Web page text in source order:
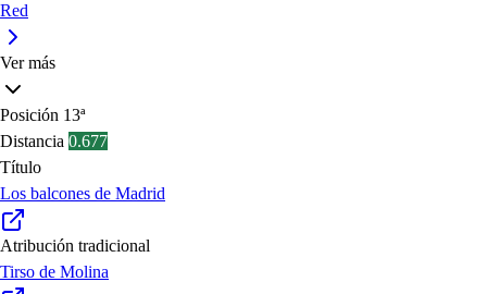
Red
Ver más
Posición 13ª
Distancia 0.677
Título
Los balcones de Madrid
Atribución tradicional
Tirso de Molina